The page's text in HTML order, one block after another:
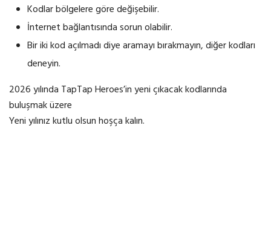
Kodlar bölgelere göre değişebilir.
İnternet bağlantısında sorun olabilir.
Bir iki kod açılmadı diye aramayı bırakmayın, diğer kodları
deneyin.
2026 yılında TapTap Heroes’in yeni çıkacak kodlarında
buluşmak üzere
Yeni yılınız kutlu olsun hoşça kalın.